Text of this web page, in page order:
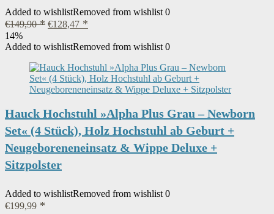
Added to wishlistRemoved from wishlist 0
€149,90
Ursprünglicher
war:
€128,47
ist:
14%
Added to wishlistRemoved from wishlist 0
Hauck Hochstuhl »Alpha Plus Grau – Newborn
Set« (4 Stück), Holz Hochstuhl ab Geburt +
Neugeboreneneinsatz & Wippe Deluxe +
Sitzpolster
Added to wishlistRemoved from wishlist 0
€199,99